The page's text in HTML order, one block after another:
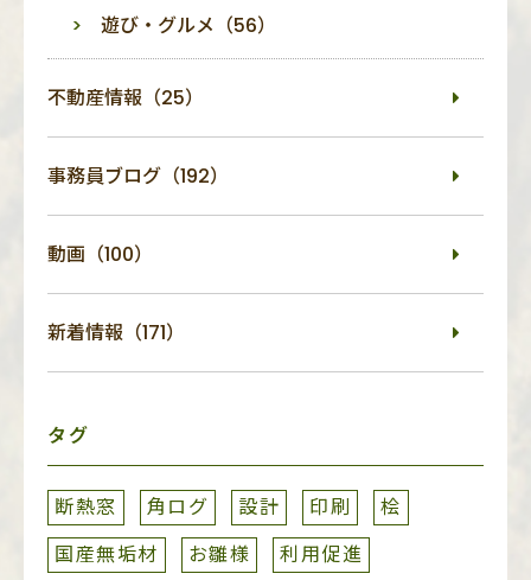
遊び・グルメ（56）
不動産情報（25）
事務員ブログ（192）
動画（100）
新着情報（171）
タグ
断熱窓 角ログ 設計 印刷
桧
国産無垢材
お雛様
利用促進